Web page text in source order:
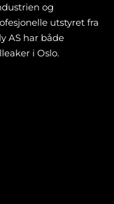
og
utstyret fra
AS har både
i Oslo.